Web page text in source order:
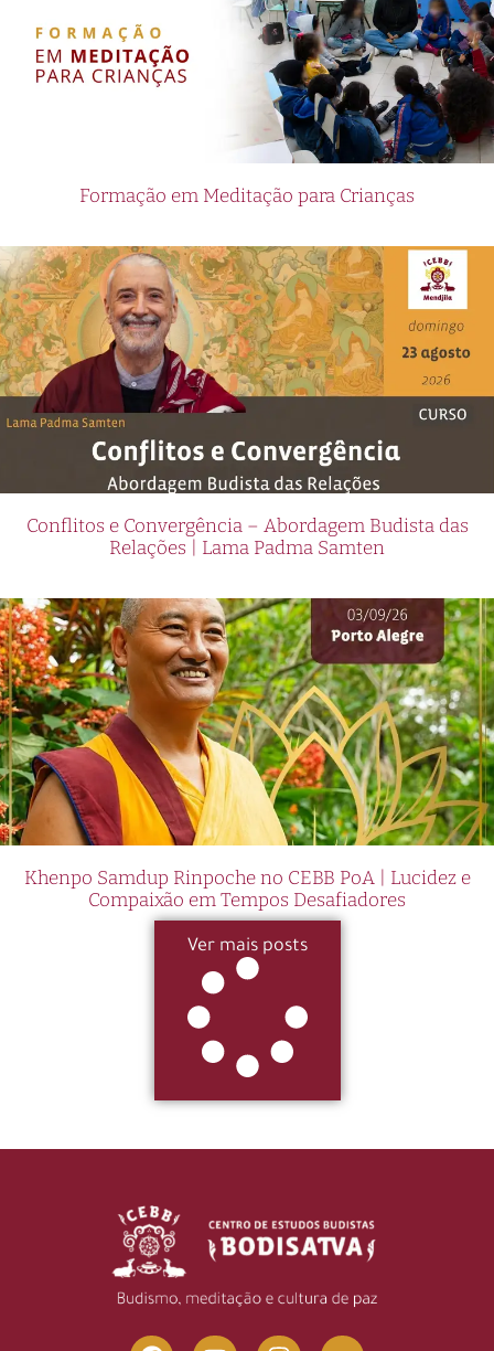
Formação em Meditação para Crianças
Conflitos e Convergência – Abordagem Budista das
Relações | Lama Padma Samten
Khenpo Samdup Rinpoche no CEBB PoA | Lucidez e
Compaixão em Tempos Desafiadores
Ver mais posts